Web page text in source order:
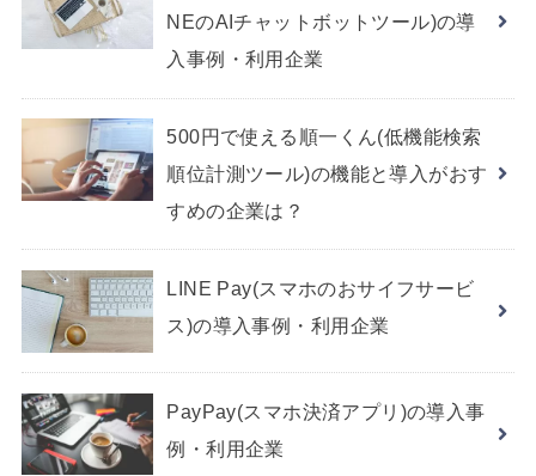
NEのAIチャットボットツール)の導
入事例・利用企業
500円で使える順一くん(低機能検索
順位計測ツール)の機能と導入がおす
すめの企業は？
LINE Pay(スマホのおサイフサービ
ス)の導入事例・利用企業
PayPay(スマホ決済アプリ)の導入事
例・利用企業